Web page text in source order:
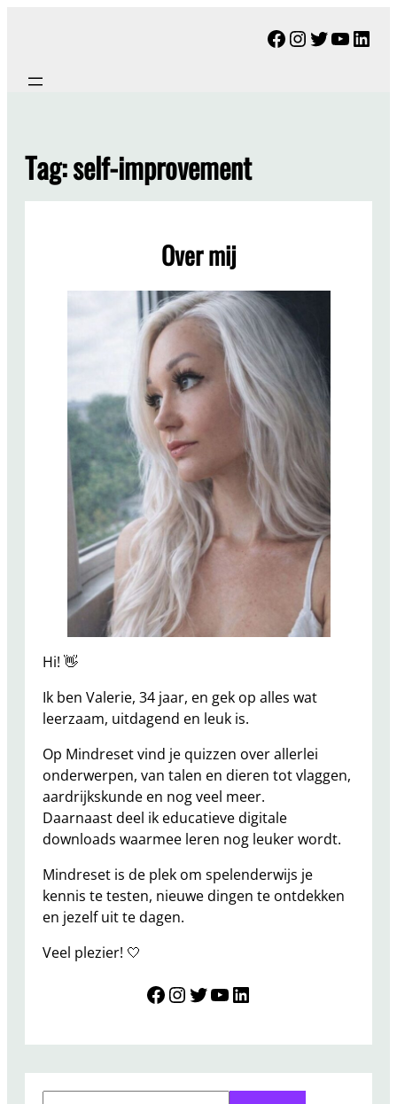
inhoud
Facebook
Instagram
Twitter
Tag:self-improvement
Over mij
Hi! 👋
Ik ben Valerie, 34 jaar, en gek op alles wat
leerzaam, uitdagend en leuk is.
Op Mindreset vind je quizzen over allerlei
onderwerpen, van talen en dieren tot vlaggen,
aardrijkskunde en nog veel meer.
Daarnaast deel ik educatieve digitale
downloads waarmee leren nog leuker wordt.
Mindreset is de plek om spelenderwijs je
kennis te testen, nieuwe dingen te ontdekken
en jezelf uit te dagen.
Veel plezier! 🤍
Mindreset InstagramTwitter YouTube LinkedIn